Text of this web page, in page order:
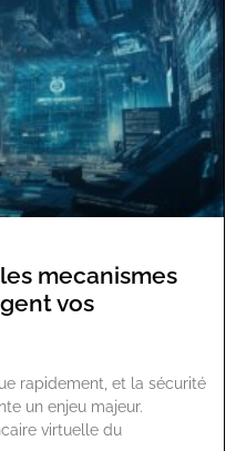
mecanismes
vos
rapidement, et la sécurité
un enjeu majeur.
virtuelle du